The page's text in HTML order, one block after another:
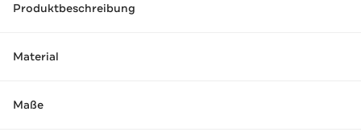
Produktbeschreibung
Material
Maße